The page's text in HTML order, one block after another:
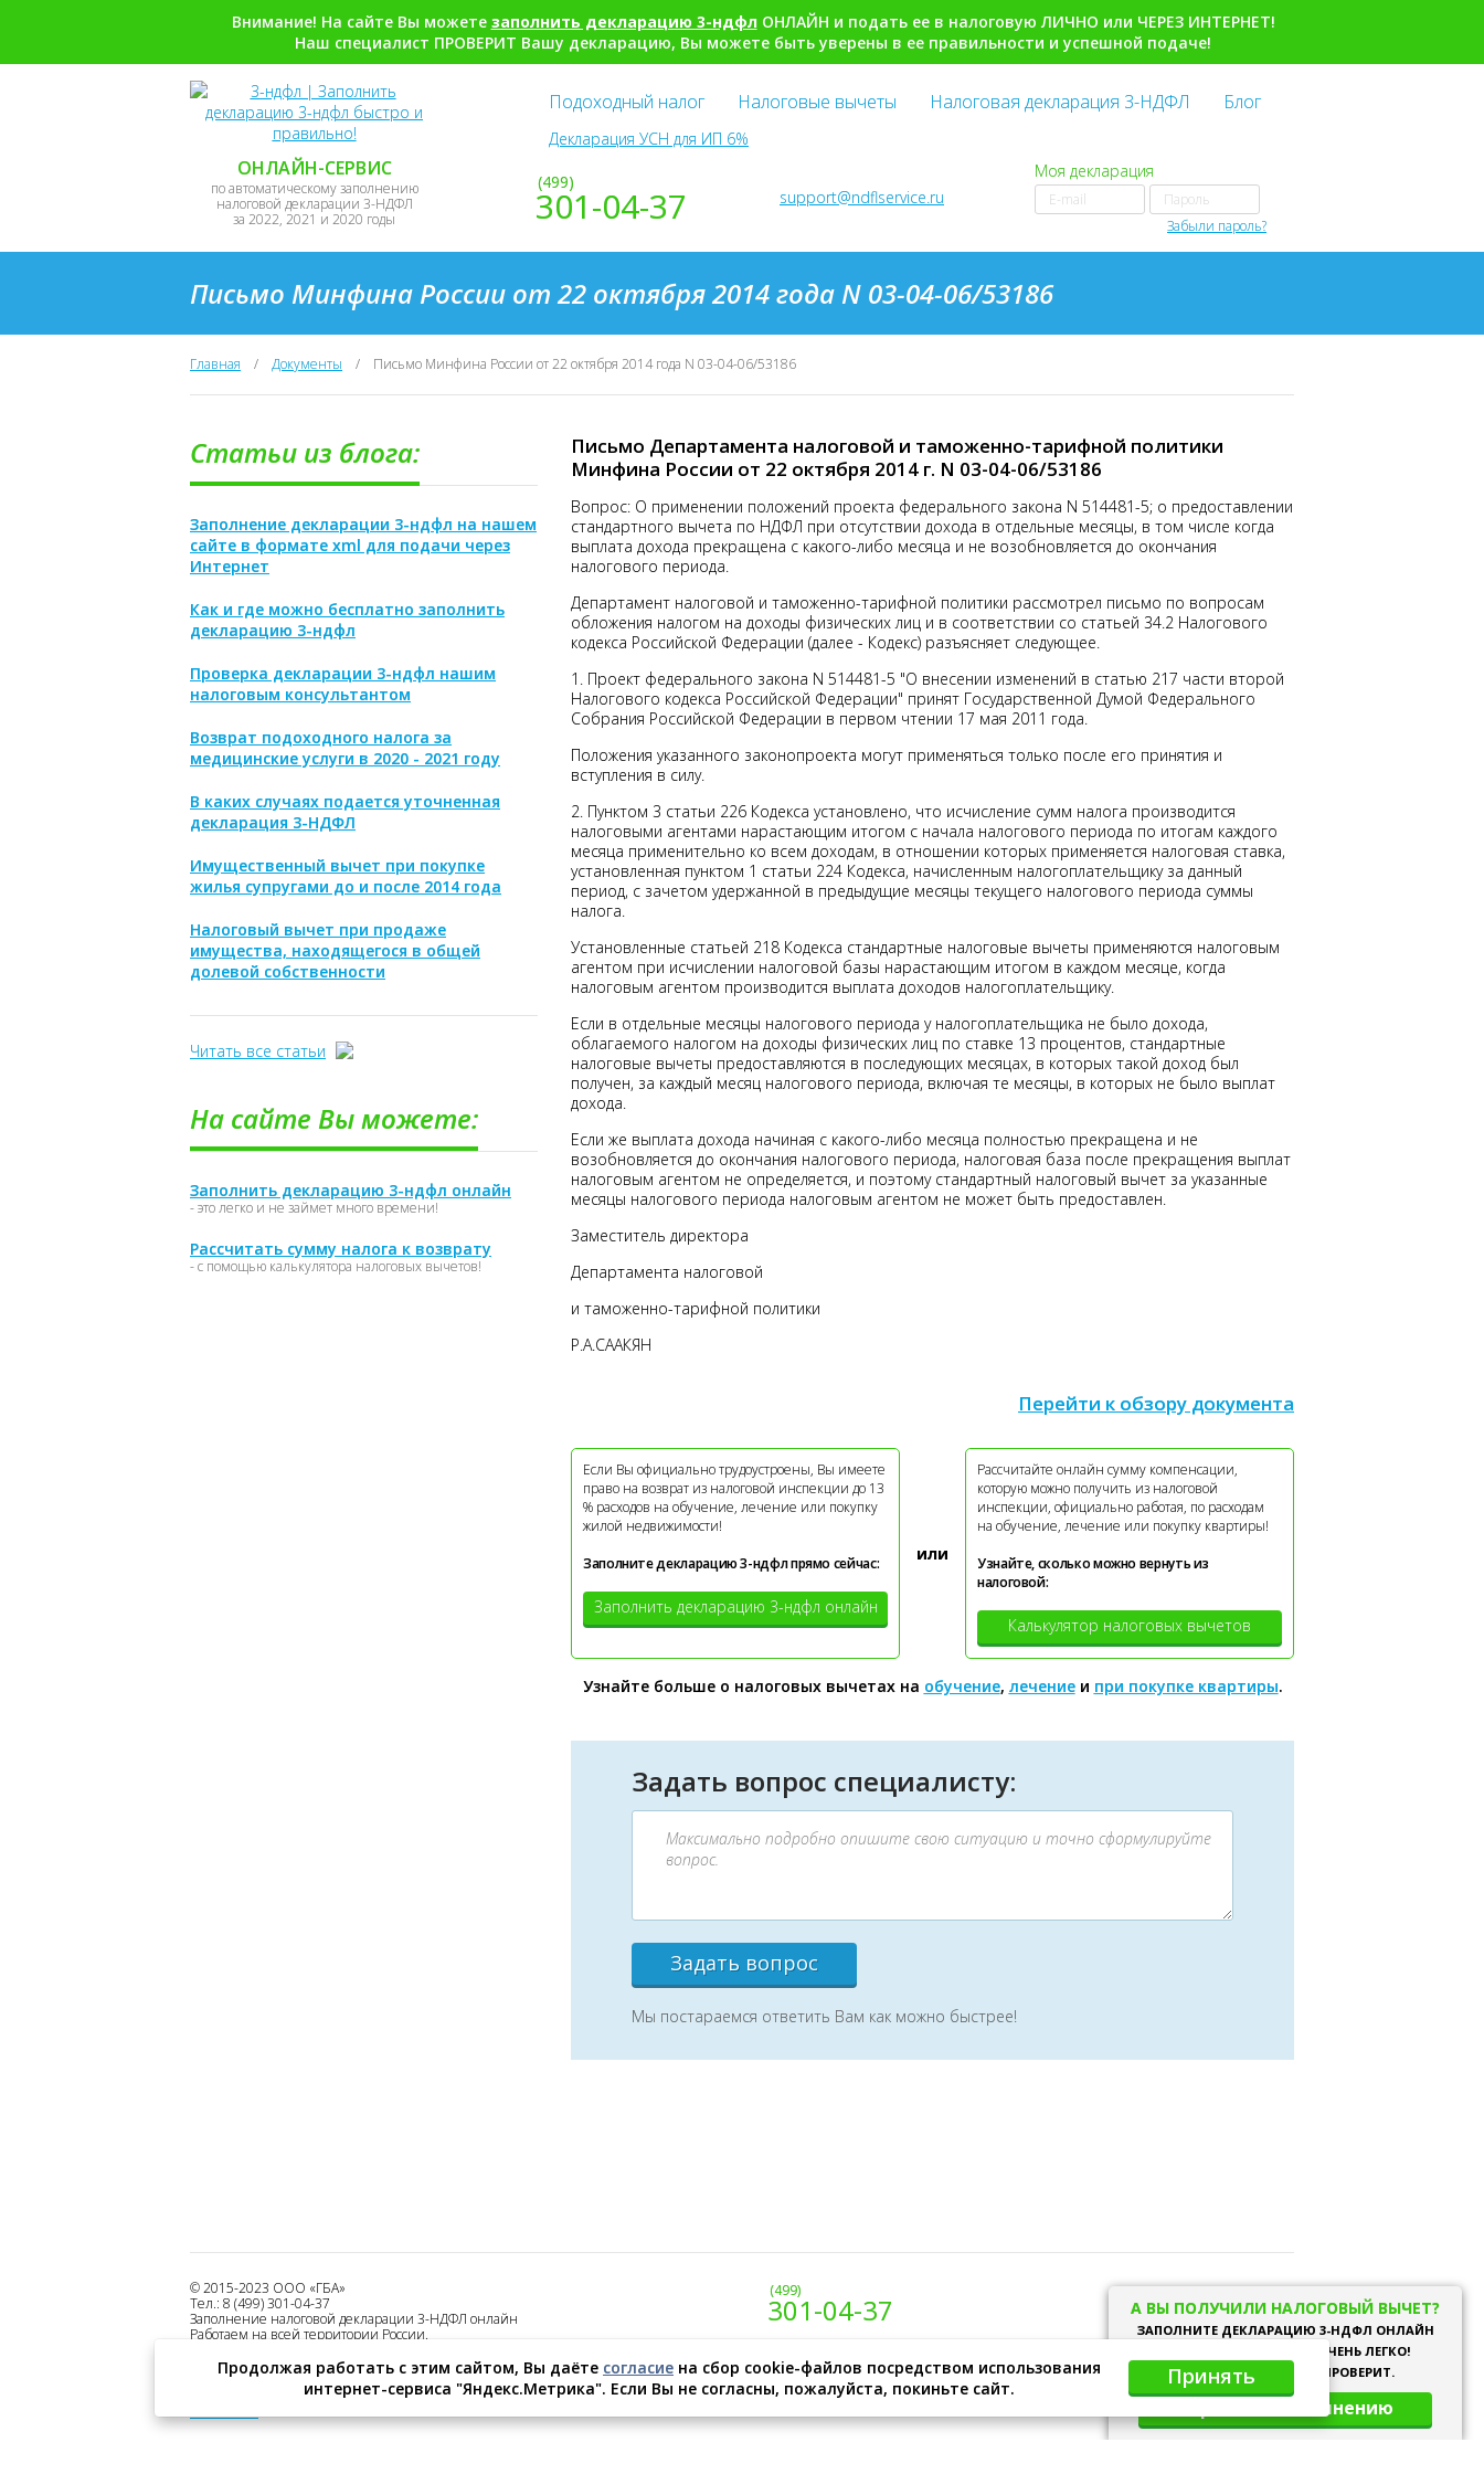
Внимание! На сайте Вы можете заполнить декларацию 3-ндфлОНЛАЙН и подать ее в налоговую ЛИЧНО или ЧЕРЕЗ ИНТЕРНЕТ!
Наш специалист ПРОВЕРИТ Вашу декларацию, Вы можете быть уверены в ее правильности и успешной подаче!
ОНЛАЙН-СЕРВИС
по автоматическому заполнению
налоговой декларации 3-НДФЛ
за 2022, 2021 и 2020 годы
Подоходный налог Налоговые вычеты Налоговая декларация 3-НДФЛ Блог
Декларация УСН для ИП 6%
(499)
301-04-37 support@ndflservice.ru
Моя декларация
Забыли пароль?
Письмо Минфина России от 22 октября 2014 года N 03-04-06/53186
Главная / Документы / Письмо Минфина России от 22 октября 2014 года N 03-04-06/53186
Статьи из блога:
Заполнение декларации 3-ндфл на нашем
сайте в формате xml для подачи через
Интернет
Как и где можно бесплатно заполнить
декларацию 3-ндфл
Проверка декларации 3-ндфл нашим
налоговым консультантом
Возврат подоходного налога за
медицинские услуги в 2020 - 2021 году
В каких случаях подается уточненная
декларация 3-НДФЛ
Имущественный вычет при покупке
жилья супругами до и после 2014 года
Налоговый вычет при продаже
имущества, находящегося в общей
долевой собственности
Читать все статьи
На сайте Вы можете:
Заполнить декларацию 3-ндфл онлайн
- это легко и не займет много времени!
Рассчитать сумму налога к возврату
- с помощью калькулятора налоговых вычетов!
Письмо Департамента налоговой и таможенно-тарифной политики
Минфина России от 22 октября 2014 г. N 03-04-06/53186
Вопрос: О применении положений проекта федерального закона N 514481-5; о предоставлении
стандартного вычета по НДФЛ при отсутствии дохода в отдельные месяцы, в том числе когда
выплата дохода прекращена с какого-либо месяца и не возобновляется до окончания
налогового периода.
Департамент налоговой и таможенно-тарифной политики рассмотрел письмо по вопросам
обложения налогом на доходы физических лиц и в соответствии со статьей 34.2 Налогового
кодекса Российской Федерации (далее - Кодекс) разъясняет следующее.
1. Проект федерального закона N 514481-5 "О внесении изменений в статью 217 части второй
Налогового кодекса Российской Федерации" принят Государственной Думой Федерального
Собрания Российской Федерации в первом чтении 17 мая 2011 года.
Положения указанного законопроекта могут применяться только после его принятия и
вступления в силу.
2. Пунктом 3 статьи 226 Кодекса установлено, что исчисление сумм налога производится
налоговыми агентами нарастающим итогом с начала налогового периода по итогам каждого
месяца применительно ко всем доходам, в отношении которых применяется налоговая ставка,
установленная пунктом 1 статьи 224 Кодекса, начисленным налогоплательщику за данный
период, с зачетом удержанной в предыдущие месяцы текущего налогового периода суммы
налога.
Установленные статьей 218 Кодекса стандартные налоговые вычеты применяются налоговым
агентом при исчислении налоговой базы нарастающим итогом в каждом месяце, когда
налоговым агентом производится выплата доходов налогоплательщику.
Если в отдельные месяцы налогового периода у налогоплательщика не было дохода,
облагаемого налогом на доходы физических лиц по ставке 13 процентов, стандартные
налоговые вычеты предоставляются в последующих месяцах, в которых такой доход был
получен, за каждый месяц налогового периода, включая те месяцы, в которых не было выплат
дохода.
Если же выплата дохода начиная с какого-либо месяца полностью прекращена и не
возобновляется до окончания налогового периода, налоговая база после прекращения выплат
налоговым агентом не определяется, и поэтому стандартный налоговый вычет за указанные
месяцы налогового периода налоговым агентом не может быть предоставлен.
Заместитель директора
Департамента налоговой
и таможенно-тарифной политики
Р.А.СААКЯН
Перейти к обзору документа
Если Вы официально трудоустроены, Вы имеете
право на возврат из налоговой инспекции до 13
% расходов на обучение, лечение или покупку
жилой недвижимости!
Заполните декларацию 3-ндфл прямо сейчас:
Заполнить декларацию 3-ндфл онлайн
или
Рассчитайте онлайн сумму компенсации,
которую можно получить из налоговой
инспекции, официально работая, по расходам
на обучение, лечение или покупку квартиры!
Узнайте, сколько можно вернуть из
налоговой:
Калькулятор налоговых вычетов
Узнайте больше о налоговых вычетах на обучение, лечениеи при покупке квартиры.
Задать вопрос специалисту:
Задать вопрос
Мы постараемся ответить Вам как можно быстрее!
© 2015-2023 ООО «ГБА»
Тел.: 8 (499) 301-04-37
Заполнение налоговой декларации 3-НДФЛ онлайн
Работаем на всей территории России.
Оферта на использование сервиса
Политика конфиденциальности
(499)
301-04-37
Обратная связь
А ВЫ ПОЛУЧИЛИ НАЛОГОВЫЙ ВЫЧЕТ?
ЗАПОЛНИТЕ ДЕКЛАРАЦИЮ 3-НДФЛ ОНЛАЙН
НА НАШЕМ САЙТЕ, ЭТО ОЧЕНЬ ЛЕГКО!
НАШ СПЕЦИАЛИСТ ЕЕ ПРОВЕРИТ.
Перейти к заполнению
Продолжая работать с этим сайтом, Вы даёте согласие на сбор cookie-файлов посредством использования
интернет-сервиса "Яндекс.Метрика". Если Вы не согласны, пожалуйста, покиньте сайт.
Принять